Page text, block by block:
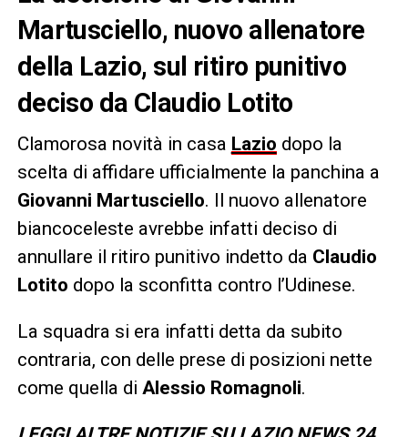
Martusciello, nuovo allenatore
della Lazio, sul ritiro punitivo
deciso da Claudio Lotito
Clamorosa novità in casa Lazio dopo la
scelta di affidare ufficialmente la panchina a
Giovanni Martusciello. Il nuovo allenatore
biancoceleste avrebbe infatti deciso di
annullare il ritiro punitivo indetto da Claudio
Lotito dopo la sconfitta contro l’Udinese.
La squadra si era infatti detta da subito
contraria, con delle prese di posizioni nette
come quella di Alessio Romagnoli.